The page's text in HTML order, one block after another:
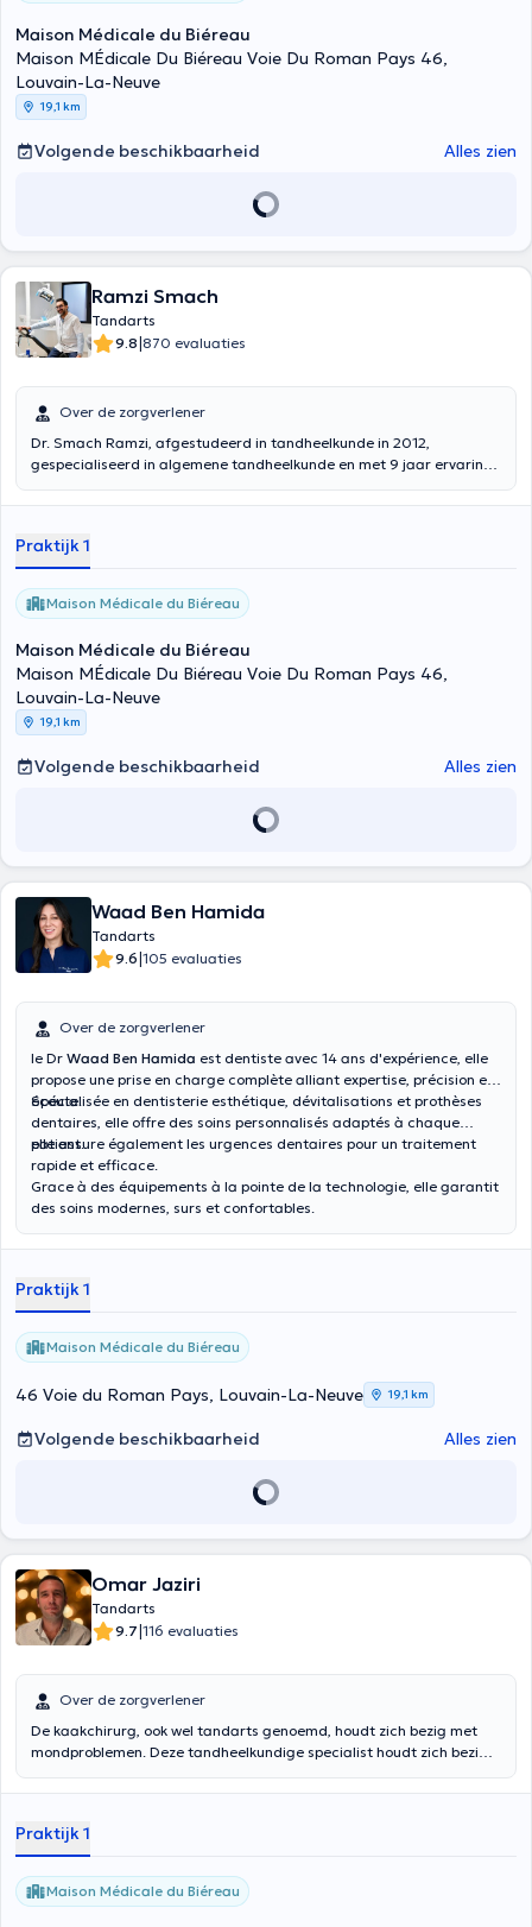
Maison Médicale du Biéreau
Maison MÉdicale Du Biéreau Voie Du Roman Pays 46,
Louvain-La-Neuve
19,1 km
Volgende beschikbaarheid Alles zien
Ramzi Smach
Tandarts
9.8|870 evaluaties
Over de zorgverlener
Dr. Smach Ramzi, afgestudeerd in tandheelkunde in 2012,
gespecialiseerd in algemene tandheelkunde en met 9 jaar ervaring,
in het "Maison Médicale du Biéreau" gelegen aan de Voie du Roman
die ongeveer 20 minuten duren, worden gedekt door het
ziekteverzekeringsstelsel.
Praktijk 1
Maison Médicale du Biéreau
Maison Médicale du Biéreau
Maison MÉdicale Du Biéreau Voie Du Roman Pays 46,
Louvain-La-Neuve
19,1 km
Volgende beschikbaarheid Alles zien
Waad Ben Hamida
Tandarts
9.6|105 evaluaties
Over de zorgverlener
le Dr Waad Ben Hamida est dentiste avec 14 ans d'expérience, elle
propose une prise en charge complète alliant expertise, précision et
écoute.
Spécialisée en dentisterie esthétique, dévitalisations et prothèses
dentaires, elle offre des soins personnalisés adaptés à chaque
patient.
elle assure également les urgences dentaires pour un traitement
rapide et efficace.
Grace à des équipements à la pointe de la technologie, elle garantit
des soins modernes, surs et confortables.
Praktijk 1
Maison Médicale du Biéreau
46 Voie du Roman Pays, Louvain-La-Neuve 19,1 km
Volgende beschikbaarheid Alles zien
Omar Jaziri
Tandarts
9.7|116 evaluaties
Over de zorgverlener
De kaakchirurg, ook wel tandarts genoemd, houdt zich bezig met
mondproblemen. Deze tandheelkundige specialist houdt zich bezig
kaakbeen. Patiënten kunnen een tandarts raadplegen voor
herstel van een beschadigde tand.
Praktijk 1
Maison Médicale du Biéreau